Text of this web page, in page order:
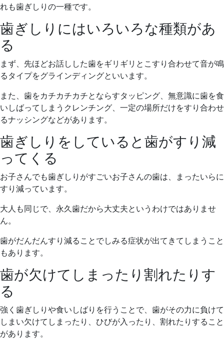
れも歯ぎしりの一種です。
歯ぎしりにはいろいろな種類があ
る
まず、先ほどお話しした歯をギリギリとこすり合わせて音が鳴
るタイプをグラインディングといいます。
また、歯をカチカチカチとならすタッピング、無意識に歯を食
いしばってしまうクレンチング、一定の場所だけをすり合わせ
るナッシングなどがあります。
歯ぎしりをしていると歯がすり減
ってくる
お子さんでも歯ぎしりがすごいお子さんの歯は、まったいらに
すり減っています。
大人も同じで、永久歯だから大丈夫というわけではありませ
ん。
歯がだんだんすり減ることでしみる症状が出てきてしまうこと
もあります。
歯が欠けてしまったり割れたりす
る
強く歯ぎしりや食いしばりを行うことで、歯がその力に負けて
しまい欠けてしまったり、ひびが入ったり、割れたりすること
があります。